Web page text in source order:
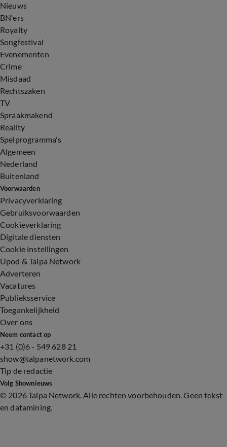
Nieuws
BN'ers
Royalty
Songfestival
Evenementen
Crime
Misdaad
Rechtszaken
TV
Spraakmakend
Reality
Spelprogramma's
Algemeen
Nederland
Buitenland
Voorwaarden
Privacyverklaring
Gebruiksvoorwaarden
Cookieverklaring
Digitale diensten
Cookie instellingen
Upod & Talpa Network
Adverteren
Vacatures
Publieksservice
Toegankelijkheid
Over ons
Neem contact op
+31 (0)6 - 549 628 21
show@talpanetwork.com
Tip de redactie
Volg Shownieuws
© 2026 Talpa Network. Alle rechten voorbehouden. Geen tekst-
en datamining.